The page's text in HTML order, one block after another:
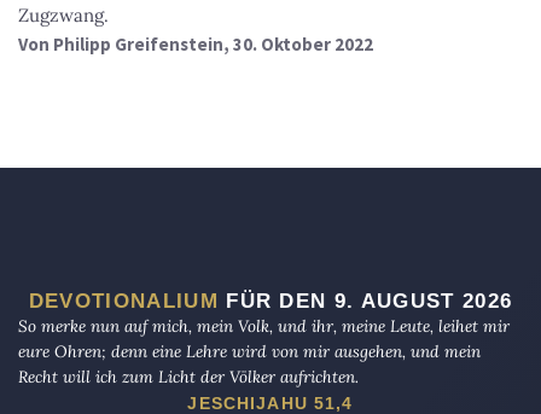
Zugzwang.
Von Philipp Greifenstein, 30. Oktober 2022
DEVOTIONALIUM FÜR DEN 9. AUGUST 2026
So merke nun auf mich, mein Volk, und ihr, meine Leute, leihet mir
eure Ohren; denn eine Lehre wird von mir ausgehen, und mein
Recht will ich zum Licht der Völker aufrichten.
JESCHIJAHU 51,4